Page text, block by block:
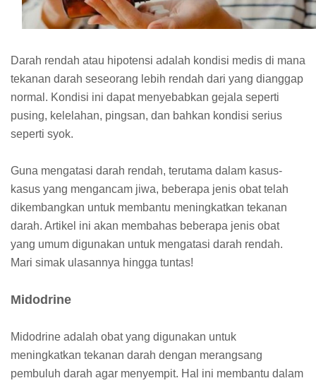
Darah rendah atau hipotensi adalah kondisi medis di mana
tekanan darah seseorang lebih rendah dari yang dianggap
normal. Kondisi ini dapat menyebabkan gejala seperti
pusing, kelelahan, pingsan, dan bahkan kondisi serius
seperti syok.
Guna mengatasi darah rendah, terutama dalam kasus-
kasus yang mengancam jiwa, beberapa jenis obat telah
dikembangkan untuk membantu meningkatkan tekanan
darah. Artikel ini akan membahas beberapa jenis obat
yang umum digunakan untuk mengatasi darah rendah.
Mari simak ulasannya hingga tuntas!
Midodrine
Midodrine adalah obat yang digunakan untuk
meningkatkan tekanan darah dengan merangsang
pembuluh darah agar menyempit. Hal ini membantu dalam